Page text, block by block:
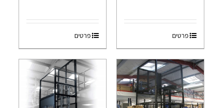
פרטים פרטים